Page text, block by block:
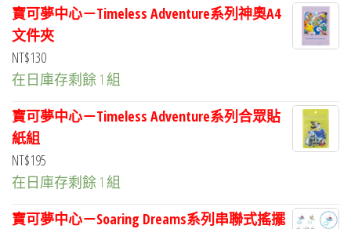
寶可夢中心－Timeless Adventure系列神奧A4
文件夾
NT$130
在日庫存剩餘 1 組
寶可夢中心－Timeless Adventure系列合眾貼
紙組
NT$195
在日庫存剩餘 1 組
寶可夢中心－Soaring Dreams系列串聯式搖擺